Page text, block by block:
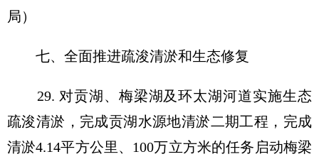
局）
七、全面推进疏浚清淤和生态修复
29. 对贡湖、梅梁湖及环太湖河道实施生态
疏浚清淤，完成贡湖水源地清淤二期工程，完成
清淤4.14平方公里、100万立方米的任务启动梅梁